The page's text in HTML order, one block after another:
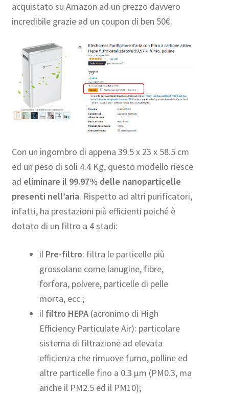
acquistato su Amazon ad un prezzo davvero
incredibile grazie ad un coupon di ben 50€.
Con un ingombro di appena 39.5 x 23 x 58.5 cm
ed un peso di soli 4.4 Kg, questo modello riesce
ad eliminare il 99.97% delle nanoparticelle
presenti nell’aria. Rispetto ad altri purificatori,
infatti, ha prestazioni più efficienti poiché è
dotato di un filtro a 4 stadi:
il Pre-filtro: filtra le particelle più
grossolane come lanugine, fibre,
forfora, polvere, particelle di pelle
morta, ecc.;
il filtro HEPA(acronimo di High
Efficiency Particulate Air): particolare
sistema di filtrazione ad elevata
efficienza che rimuove fumo, polline ed
altre particelle fino a 0.3 µm (PM0.3, ma
anche il PM2.5 ed il PM10);